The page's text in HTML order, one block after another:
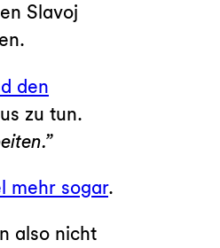
Slavoj
den
zu tun.
mehr sogar.
also nicht